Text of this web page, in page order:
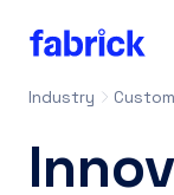
Industry